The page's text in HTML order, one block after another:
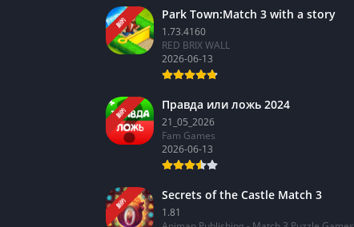
新的
Park Town:Match 3 with a story
1.73.4160
RED BRIX WALL
2026-06-13
新的
Правда или ложь 2024
21_05_2026
Fam Games
2026-06-13
新的
Secrets of the Castle Match 3
1.81